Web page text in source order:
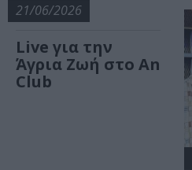
21/06/2026
Live για την
Άγρια Ζωή στο An
Club